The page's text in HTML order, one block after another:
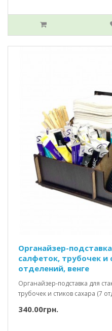
Органайзер-
салфеток, трубочек и
отделений, венге
Органайзер-подставка для
трубочек и стиков сахара (7
340.00грн.